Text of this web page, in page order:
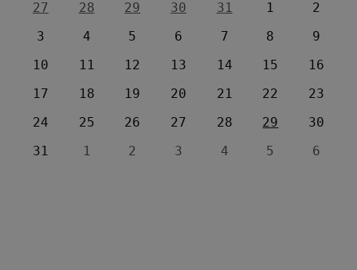
27
28 29 30 31 1
2
3
4 5 6 7 8
9
10
11 12 13 14 15
16
17
18 19 20 21 22
23
24
25 26 27 28 29
30
31
1 2 3 4 5 6